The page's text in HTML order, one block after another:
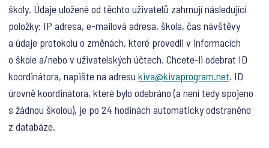
školy. Údaje uložené od těchto uživatelů zahrnují následující
položky: IP adresa, e-mailová adresa, škola, čas návštěvy
a údaje protokolu o změnách, které provedli v informacích
o škole a/nebo v uživatelských účtech. Chcete-li odebrat ID
koordinátora, napište na adresukiva@kivaprogram.net. ID
úrovně koordinátora, které bylo odebráno (a není tedy spojeno
s žádnou školou), je po 24 hodinách automaticky odstraněno
z databáze.